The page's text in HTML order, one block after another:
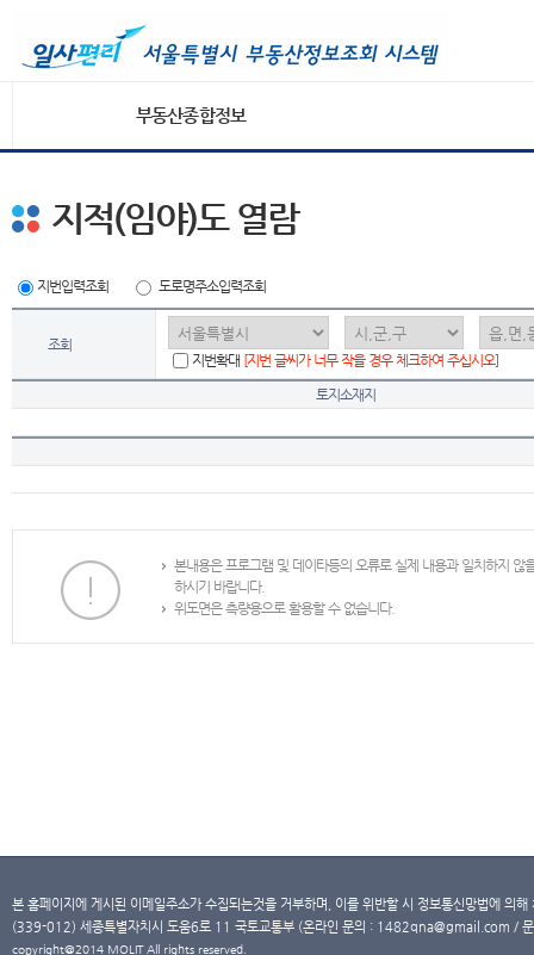
부동산종합정보
지적(임야)도 열람
지번입력조회 도로명주소입력조회
조회
지번확대 [지번 글씨가 너무 작을 경우 체크하여 주십시오]
토지소재지
본내용은 프로그램 및 데이타등의 오류로 실제 내용과 일치하지
하시기 바랍니다.
위도면은 측량용으로 활용할 수 없습니다.
본 홈페이지에 게시된 이메일주소가 수집되는것을 거부하며, 이를 위반할 시 정보통신망법에 의
(339-012) 세종특별자치시 도움6로 11 국토교통부 (온라인 문의 : 1482qna@gmail.com /
copyright@2014 MOLIT All rights reserved.